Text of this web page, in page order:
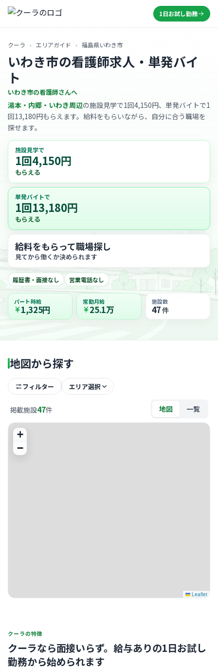
1日お試し勤務
クーラ › エリアガイド › 福島県いわき市
いわき市の看護師求人・単発バイ
ト
いわき市の看護師さんへ
湯本・内郷・いわき周辺の施設見学で1回4,150円、単発バイトで1
回13,180円もらえます。給料をもらいながら、自分に合う職場を
探せます。
施設見学で
1回4,150円
もらえる
単発バイトで
1回13,180円
もらえる
給料をもらって職場探し
見てから働くか決められます
履歴書・面接なし 営業電話なし
パート時給
1,325円
常勤月給
25.1万
施設数
47件
地図から探す
フィルター エリア選択
掲載施設47件 地図 一覧
+
−
Leaflet
クーラの特徴
クーラなら面接いらず。 給与ありの1日お試し
勤務から始められます